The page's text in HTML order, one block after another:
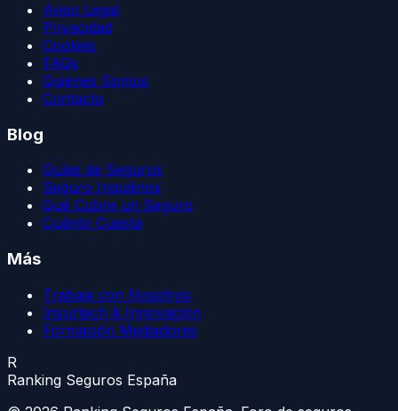
Aviso Legal
Privacidad
Cookies
FAQs
Quiénes Somos
Contacto
Blog
Guías de Seguros
Seguro Inquilinos
Qué Cubre un Seguro
Cuánto Cuesta
Más
Trabaja con Nosotros
Insurtech & Innovación
Formación Mediadores
R
Ranking Seguros España